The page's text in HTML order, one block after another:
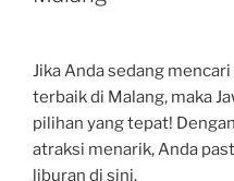
Jika Anda sedang
terbaik di Malang, maka
pilihan yang tepat!
atraksi menarik, Anda
liburan di sini.